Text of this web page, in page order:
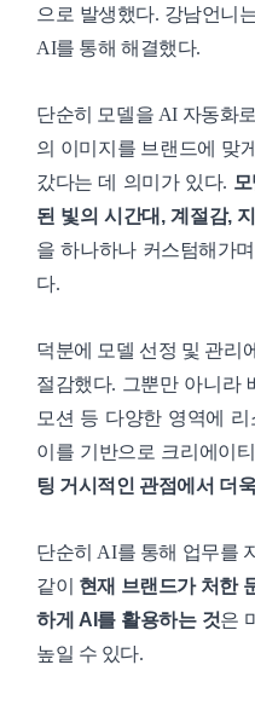
으로 발생했다. 강남언니
AI를 통해 해결했다.
단순히 모델을 AI 자동화
의 이미지를 브랜드에 맞
갔다는 데 의미가 있다.
된 빛의 시간대, 계절감,
을 하나하나 커스텀해가
다.
덕분에 모델 선정 및 관리
절감했다. 그뿐만 아니라
모션 등 다양한 영역에
이를 기반으로 크리에이
팅 거시적인 관점에서 더
단순히 AI를 통해 업무를
같이
현재 브랜드가 처한
하게 AI를 활용하는 것은
높일 수 있다.